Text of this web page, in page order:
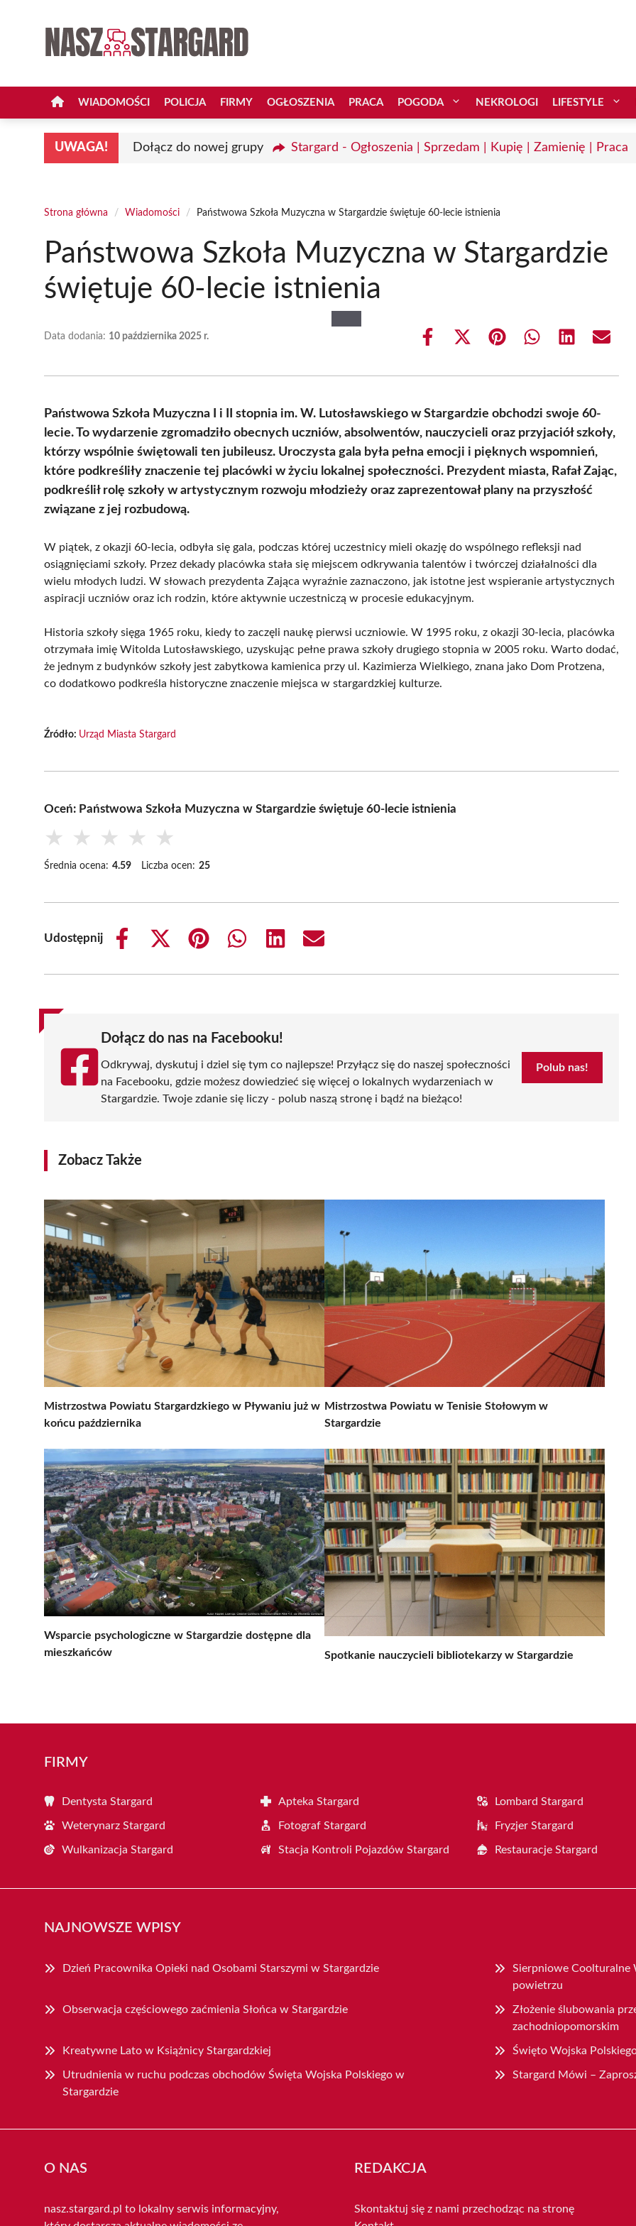
WIADOMOŚCI POLICJA FIRMY OGŁOSZENIA PRACA POGODA NEKROLOGI LIFESTYLE
UWAGA! Dołącz do nowej grupy Stargard - Ogłoszenia | Sprzedam | Kupię | Zamienię | Praca
Strona główna / Wiadomości / Państwowa Szkoła Muzyczna w Stargardzie świętuje 60-lecie istnienia
Państwowa Szkoła Muzyczna w Stargardzie
świętuje 60-lecie istnienia
Data dodania: 10 października 2025 r.
Share
Share
(Twitter)
Share Share Share Share
Państwowa Szkoła Muzyczna I i II stopnia im. W. Lutosławskiego w Stargardzie obchodzi swoje 60-
lecie. To wydarzenie zgromadziło obecnych uczniów, absolwentów, nauczycieli oraz przyjaciół szkoły,
którzy wspólnie świętowali ten jubileusz. Uroczysta gala była pełna emocji i pięknych wspomnień,
które podkreśliły znaczenie tej placówki w życiu lokalnej społeczności. Prezydent miasta, Rafał Zając,
podkreślił rolę szkoły w artystycznym rozwoju młodzieży oraz zaprezentował plany na przyszłość
związane z jej rozbudową.
W piątek, z okazji 60-lecia, odbyła się gala, podczas której uczestnicy mieli okazję do wspólnego refleksji nad
osiągnięciami szkoły. Przez dekady placówka stała się miejscem odkrywania talentów i twórczej działalności dla
wielu młodych ludzi. W słowach prezydenta Zająca wyraźnie zaznaczono, jak istotne jest wspieranie artystycznych
aspiracji uczniów oraz ich rodzin, które aktywnie uczestniczą w procesie edukacyjnym.
Historia szkoły sięga 1965 roku, kiedy to zaczęli naukę pierwsi uczniowie. W 1995 roku, z okazji 30-lecia, placówka
otrzymała imię Witolda Lutosławskiego, uzyskując pełne prawa szkoły drugiego stopnia w 2005 roku. Warto dodać,
że jednym z budynków szkoły jest zabytkowa kamienica przy ul. Kazimierza Wielkiego, znana jako Dom Protzena,
co dodatkowo podkreśla historyczne znaczenie miejsca w stargardzkiej kulturze.
Źródło: Urząd Miasta Stargard
Oceń: Państwowa Szkoła Muzyczna w Stargardzie świętuje 60-lecie istnienia
★ ★ ★ ★ ★
Średnia ocena: 4.59 Liczba ocen: 25
Udostępnij
Share
Share
(Twitter)
Share
Share
Share
Share
Dołącz do nas na Facebooku!
Odkrywaj, dyskutuj i dziel się tym co najlepsze! Przyłącz się do naszej społeczności
na Facebooku, gdzie możesz dowiedzieć się więcej o lokalnych wydarzeniach w
Stargardzie. Twoje zdanie się liczy - polub naszą stronę i bądź na bieżąco!
Polub nas!
Zobacz Także
Mistrzostwa Powiatu Stargardzkiego w Pływaniu już w
końcu października
Mistrzostwa Powiatu w Tenisie Stołowym w
Stargardzie
Wsparcie psychologiczne w Stargardzie dostępne dla
mieszkańców
Spotkanie nauczycieli bibliotekarzy w Stargardzie
FIRMY
Dentysta Stargard Apteka Stargard Lombard Stargard
Weterynarz Stargard Fotograf Stargard Fryzjer Stargard
Wulkanizacja Stargard Stacja Kontroli Pojazdów Stargard Restauracje Stargard
NAJNOWSZE WPISY
Dzień Pracownika Opieki nad Osobami Starszymi w Stargardzie
Sierpniowe Coolturalne
powietrzu
Obserwacja częściowego zaćmienia Słońca w Stargardzie
Złożenie ślubowania
zachodniopomorskim
Kreatywne Lato w Książnicy Stargardzkiej Święto Wojska
Utrudnienia w ruchu podczas obchodów Święta Wojska Polskiego w
Stargardzie
Stargard Mówi –
O NAS
nasz.stargard.pl to lokalny serwis informacyjny,
REDAKCJA
Skontaktuj się z nami przechodząc na stronę